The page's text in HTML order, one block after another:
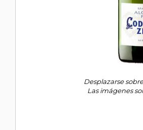
Desplazarse
Las imágenes